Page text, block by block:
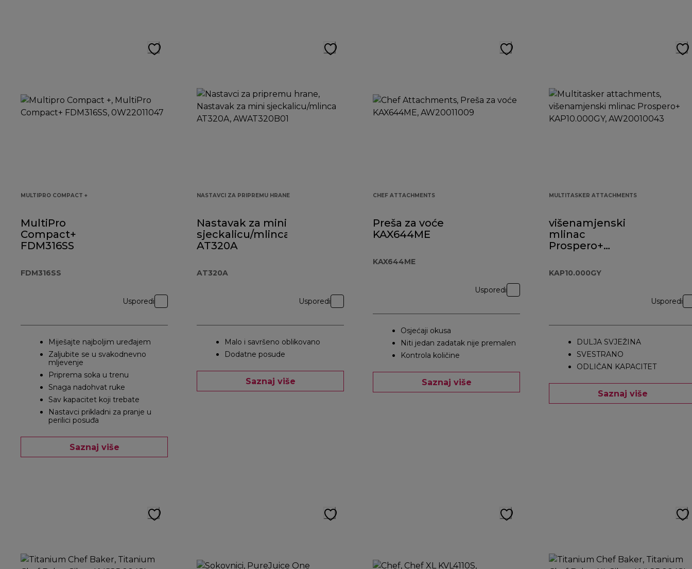
MULTIPRO COMPACT +
MultiPro
Compact+
FDM316SS
FDM316SS
Usporedi
Miješajte najboljim uređajem
Zaljubite se u svakodnevno
mljevenje
Priprema soka u trenu
Snaga nadohvat ruke
Sav kapacitet koji trebate
Nastavci prikladni za pranje u
perilici posuđa
Saznaj više
NASTAVCI ZA PRIPREMU HRANE
Nastavak za mini
sjeckalicu/mlinca
AT320A
AT320A
Usporedi
Malo i savršeno oblikovano
Dodatne posude
Saznaj više
CHEF ATTACHMENTS
Preša za voće
KAX644ME
KAX644ME
Usporedi
Osjećaji okusa
Niti jedan zadatak nije premalen
Kontrola količine
Saznaj više
MULTITASKER ATTACHMENTS
višenamjenski
mlinac
Prospero+
KAP10.000GY
Usporedi
DULJA SVJEŽINA
SVESTRANO
ODLIČAN KAPACITET
Saznaj više